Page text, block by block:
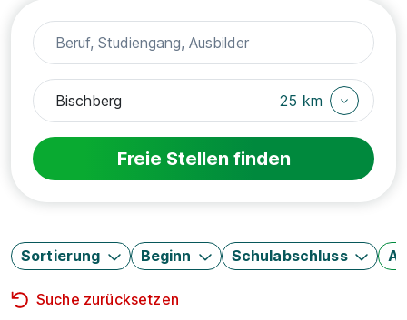
25 km
Freie Stellen finden
Sortierung Beginn Schulabschluss
Suche zurücksetzen